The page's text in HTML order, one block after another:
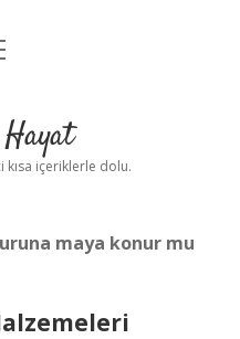
kısa içeriklerle dolu.
maya konur mu